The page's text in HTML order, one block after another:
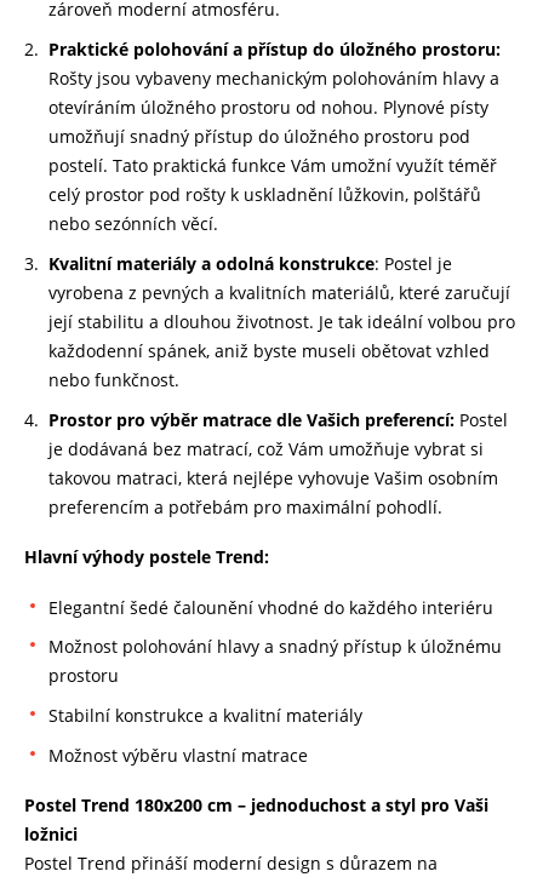
zároveň moderní atmosféru.
Praktické polohování a přístup do úložného prostoru:
Rošty jsou vybaveny mechanickým polohováním hlavy a
otevíráním úložného prostoru od nohou. Plynové písty
umožňují snadný přístup do úložného prostoru pod
postelí. Tato praktická funkce Vám umožní využít téměř
celý prostor pod rošty k uskladnění lůžkovin, polštářů
nebo sezónních věcí.
Kvalitní materiály a odolná konstrukce: Postel je
vyrobena z pevných a kvalitních materiálů, které zaručují
její stabilitu a dlouhou životnost. Je tak ideální volbou pro
každodenní spánek, aniž byste museli obětovat vzhled
nebo funkčnost.
Prostor pro výběr matrace dle Vašich preferencí: Postel
je dodávaná bez matrací, což Vám umožňuje vybrat si
takovou matraci, která nejlépe vyhovuje Vašim osobním
preferencím a potřebám pro maximální pohodlí.
Hlavní výhody postele Trend:
Elegantní šedé čalounění vhodné do každého interiéru
Možnost polohování hlavy a snadný přístup k úložnému
prostoru
Stabilní konstrukce a kvalitní materiály
Možnost výběru vlastní matrace
Postel Trend 180x200 cm – jednoduchost a styl pro Vaši
ložnici
Postel Trend přináší moderní design s důrazem na